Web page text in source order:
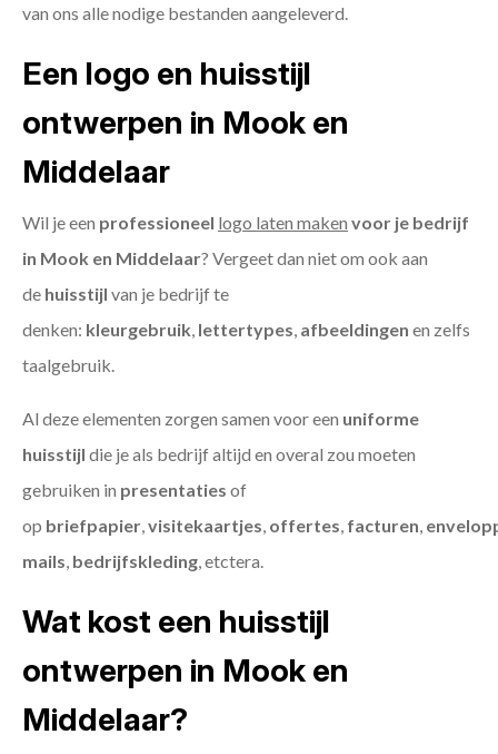
van ons alle nodige bestanden aangeleverd.
Een logo en huisstijl
ontwerpen in Mook en
Middelaar
Wil je een professioneel logo laten maken voor je bedrijf
in Mook en Middelaar? Vergeet dan niet om ook aan
de huisstijl van je bedrijf te
denken: kleurgebruik, lettertypes, afbeeldingen en zelfs
taalgebruik.
Al deze elementen zorgen samen voor een uniforme
huisstijl die je als bedrijf altijd en overal zou moeten
gebruiken in presentaties of
op briefpapier,visitekaartjes, offertes, facturen,
mails, bedrijfskleding, etctera.
Wat kost een huisstijl
ontwerpen in Mook en
Middelaar?